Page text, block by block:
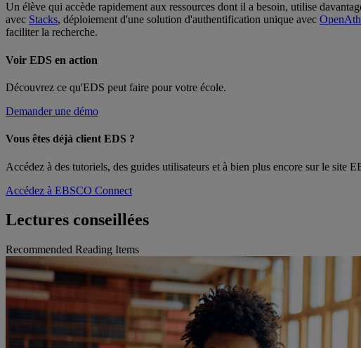
Un élève qui accède rapidement aux ressources dont il a besoin, utilise
avec Stacks, déploiement d'une solution d'authentification unique avec
faciliter la recherche.
Voir EDS en action
Découvrez ce qu'EDS peut faire pour votre école.
Demander une démo
Vous êtes déjà client EDS ?
Accédez à des tutoriels, des guides utilisateurs et à bien plus encore sur le site
Accédez à EBSCO Connect
Lectures conseillées
Recommended Reading Items